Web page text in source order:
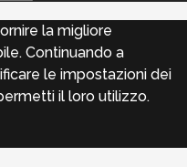
la migliore
Continuando a
le impostazioni dei
il loro utilizzo.